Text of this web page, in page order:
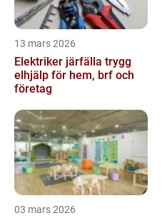
13 mars 2026
Elektriker järfälla trygg
elhjälp för hem, brf och
företag
03 mars 2026